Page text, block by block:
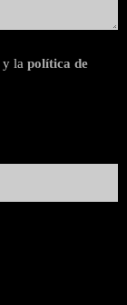
y la política de